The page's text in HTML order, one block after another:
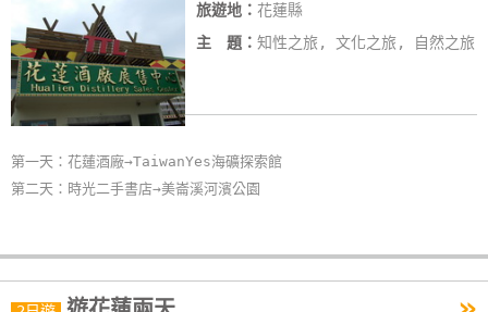
旅遊地： 花蓮縣
主 題： 知性之旅, 文化之旅, 自然之旅
第一天：花蓮酒廠→TaiwanYes海礦探索館
第二天：時光二手書店→美崙溪河濱公園